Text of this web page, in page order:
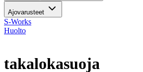
Ajovarusteet
S-Works
Huolto
takalokasuoja